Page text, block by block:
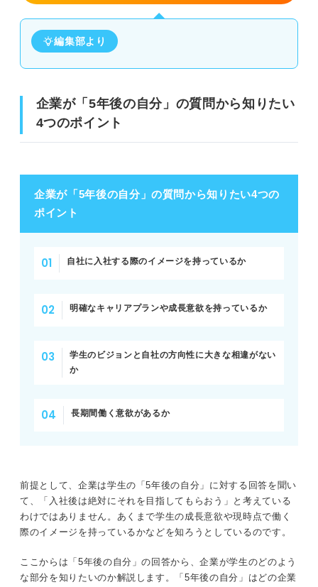
編集部より
企業が「5年後の自分」の質問から知りたい
4つのポイント
企業が「5年後の自分」の質問から知りたい4つの
ポイント
自社に入社する際のイメージを持っているか
明確なキャリアプランや成長意欲を持っているか
学生のビジョンと自社の方向性に大きな相違がない
か
長期間働く意欲があるか
前提として、企業は学生の「5年後の自分」に対する回答を聞い
て、「入社後は絶対にそれを目指してもらおう」と考えている
わけではありません。あくまで学生の成長意欲や現時点で働く
際のイメージを持っているかなどを知ろうとしているのです。
ここからは「5年後の自分」の回答から、企業が学生のどのよう
な部分を知りたいのか解説します。「5年後の自分」はどの企業